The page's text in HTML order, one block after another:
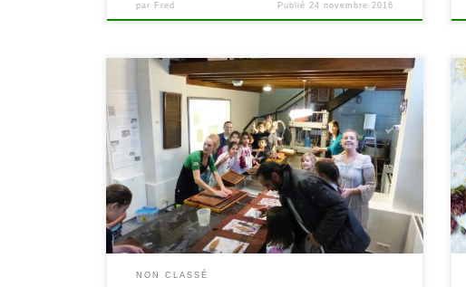
par Fred Publié 24 novembre 2016
Rendez-vous à la bibliothèque de Malmedy du 1er au
30 novembre 2016 pour suivre les traces du Petit
Poucet et découvrir ainsi les réalisations créées lors de
la Fureur de Lire. Dans cette exposition, « Le Petit
Poucet » de l’auteur belge Thisou Dartois se décline
dans tous les sens: créations papetières, […]
NON CLASSÉ